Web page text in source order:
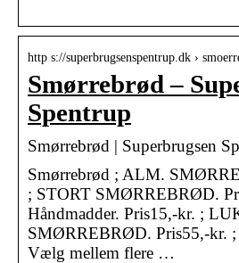
http s://superbrugsenspentrup.dk ›
Smørrebrød –
Spentrup
Smørrebrød | Superbrugsen
Smørrebrød ; ALM.
; STORT SMØRREBRØD.
Håndmadder. Pris15,-kr. ;
SMØRREBRØD. Pris55,-kr.
Vælg mellem flere …